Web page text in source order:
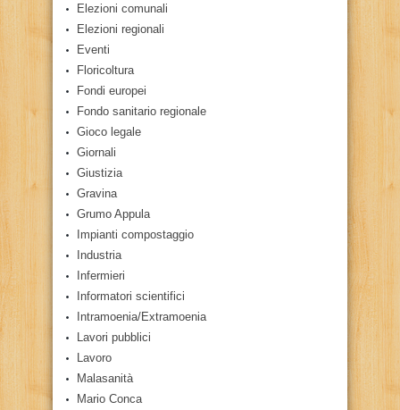
Elezioni comunali
Elezioni regionali
Eventi
Floricoltura
Fondi europei
Fondo sanitario regionale
Gioco legale
Giornali
Giustizia
Gravina
Grumo Appula
Impianti compostaggio
Industria
Infermieri
Informatori scientifici
Intramoenia/Extramoenia
Lavori pubblici
Lavoro
Malasanità
Mario Conca